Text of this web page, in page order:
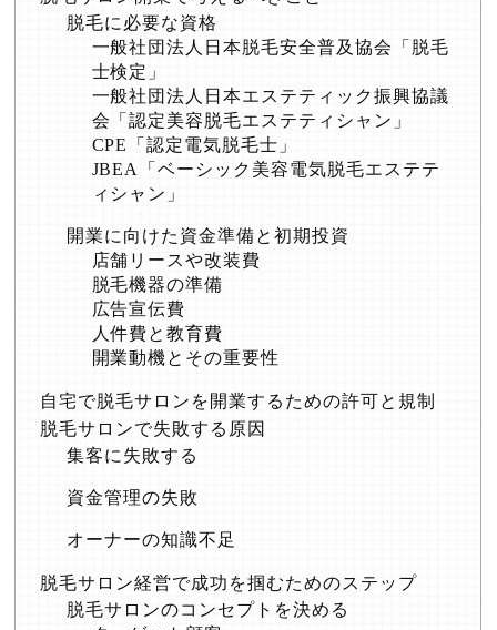
脱毛に必要な資格
一般社団法人日本脱毛安全普及協会「脱毛
士検定」
一般社団法人日本エステティック振興協議
会「認定美容脱毛エステティシャン」
CPE「認定電気脱毛士」
JBEA「ベーシック美容電気脱毛エステテ
ィシャン」
開業に向けた資金準備と初期投資
店舗リースや改装費
脱毛機器の準備
広告宣伝費
人件費と教育費
開業動機とその重要性
自宅で脱毛サロンを開業するための許可と規制
脱毛サロンで失敗する原因
集客に失敗する
資金管理の失敗
オーナーの知識不足
脱毛サロン経営で成功を掴むためのステップ
脱毛サロンのコンセプトを決める